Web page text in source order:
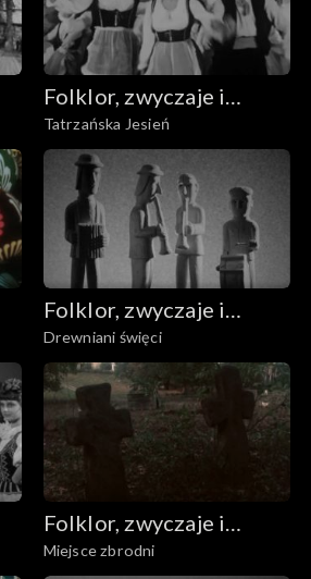
Folklor, zwyczaje i
sztuka ludowa
Tatrzańska Jesień
Folklor, zwyczaje i
sztuka ludowa
Drewniani święci
Folklor, zwyczaje i
sztuka ludowa
Miejsce zbrodni